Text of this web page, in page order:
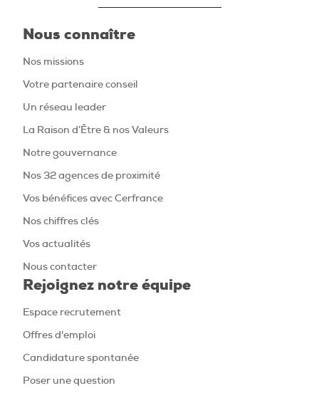
Nous connaître
Nos missions
Votre partenaire conseil
Un réseau leader
La Raison d’Être & nos Valeurs
Notre gouvernance
Nos 32 agences de proximité
Vos bénéfices avec Cerfrance
Nos chiffres clés
Vos actualités
Nous contacter
Rejoignez notre équipe
Espace recrutement
Offres d'emploi
Candidature spontanée
Poser une question